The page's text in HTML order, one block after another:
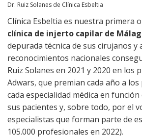
Dr. Ruiz Solanes de Clínica Esbeltia
Clínica Esbeltia es nuestra primera
clínica de injerto capilar de
depurada técnica de sus cirujanos y
reconocimientos nacionales
Ruiz Solanes en 2021 y 2020 en los
Adwars, que premian cada año a
cada especialidad médica en
sus pacientes y, sobre todo, por el
especialistas que forman parte de
105.000 profesionales en 2022).